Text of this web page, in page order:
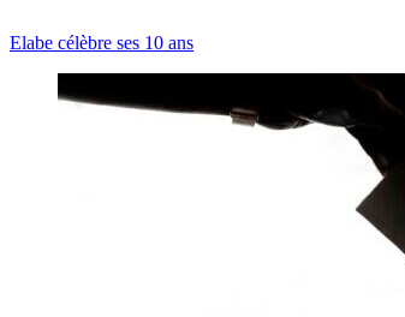
Elabe célèbre ses 10 ans